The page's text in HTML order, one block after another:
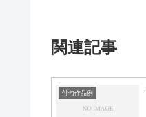
関連記事
俳句作品例